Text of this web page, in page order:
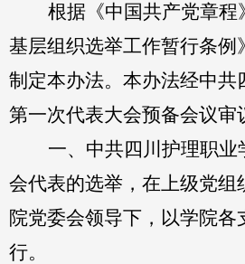
根据《中国共产党章程
基层组织选举工作暂行条例
制定本办法。本办法经中共
第一次代表大会预备会议审
一、中共四川护理职业
会代表的选举，在上级党组
院党委会领导下，以学院各
行。